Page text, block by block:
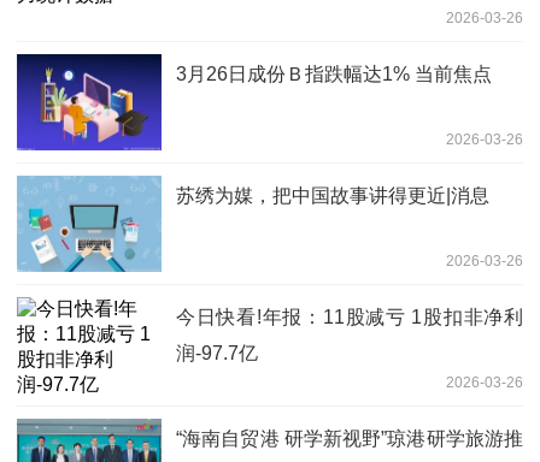
2026-03-26
3月26日成份Ｂ指跌幅达1% 当前焦点
2026-03-26
苏绣为媒，把中国故事讲得更近|消息
2026-03-26
今日快看!年报：11股减亏 1股扣非净利
润-97.7亿
2026-03-26
“海南自贸港 研学新视野”琼港研学旅游推